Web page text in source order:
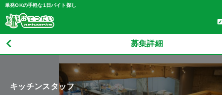
単発OKの手軽な1日バイト探し
募集詳細
キッチンスタッフ